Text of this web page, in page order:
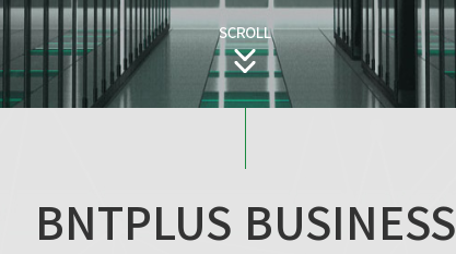
BNTPLUS BUSINESS